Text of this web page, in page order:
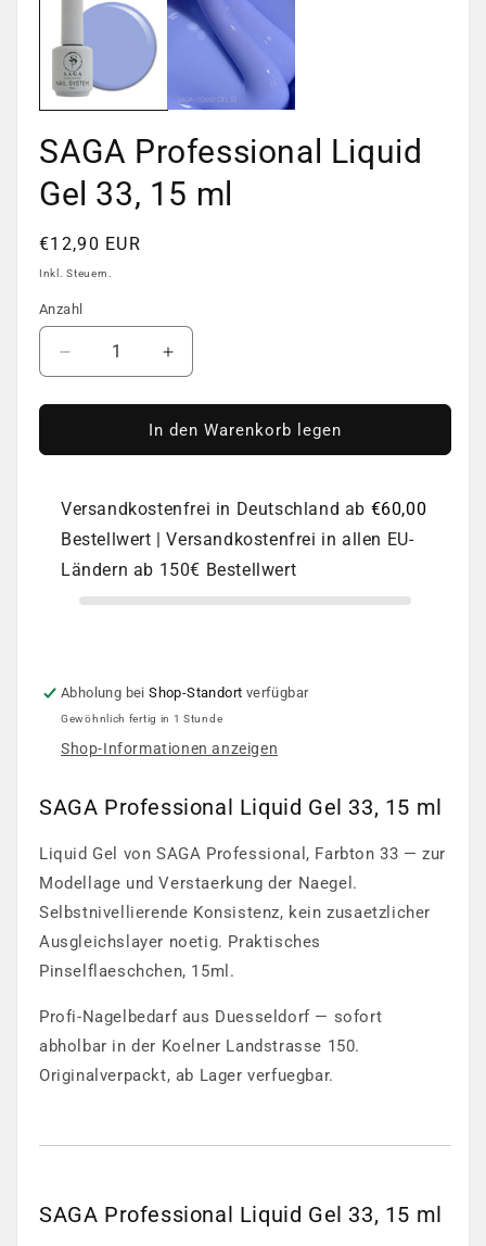
SAGA Professional Liquid
Gel 33, 15 ml
Normaler
Preis
€12,90 EUR
Inkl. Steuern.
Anzahl
Anzahl
Verringere
die
Menge
SAGA
Liquid
Gel
33,
15
Erhöhe
die
Menge
für
SAGA
Liquid
Gel
33,
15
In den Warenkorb legen
Versandkostenfrei in Deutschland ab €60,00
Bestellwert | Versandkostenfrei in allen EU-
Ländern ab 150€ Bestellwert
Abholung beiShop-Standort verfügbar
Gewöhnlich fertig in 1 Stunde
Shop-Informationen anzeigen
SAGA Professional Liquid Gel 33, 15 ml
Liquid Gel von SAGA Professional, Farbton 33 — zur
Modellage und Verstaerkung der Naegel.
Selbstnivellierende Konsistenz, kein zusaetzlicher
Ausgleichslayer noetig. Praktisches
Pinselflaeschchen, 15ml.
Profi-Nagelbedarf aus Duesseldorf — sofort
abholbar in der Koelner Landstrasse 150.
Originalverpackt, ab Lager verfuegbar.
SAGA Professional Liquid Gel 33, 15 ml